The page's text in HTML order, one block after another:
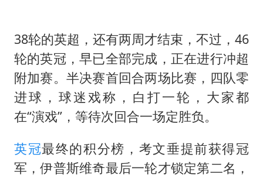
CIA被曝已秘密设立古巴工作组
U17国足1分钟轰2球
泰国一女公务员妆容引争议 本人回应
法国将禁止“未经同意的电话营销”
27岁女子成组织卖淫集团主犯被通缉
吉林一“温度计大楼”读数爆表
38轮的英超，还有两周才结束，不过，46
轮的英冠，早已全部完成，正在进行冲超
附加赛。半决赛首回合两场比赛，四队零
进球，球迷戏称，白打一轮，大家都
在“演戏”，等待次回合一场定胜负。
英冠最终的积分榜，考文垂提前获得冠
军，伊普斯维奇最后一轮才锁定第二名，